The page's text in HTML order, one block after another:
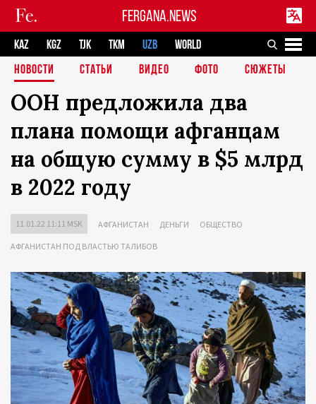
FERGANA.NEWS
KAZ KGZ TJK TKM UZB
WORLD
НОВОСТИ
СТАТЬИ ВИДЕО ФОТО СЮЖЕТЫ
ООН предложила два
плана помощи афганцам
на общую сумму в $5 млрд
в 2022 году
11.01.22 11:11 MSK АФГАНИСТАН ДЕНЬГИ ОБЩЕСТВО
АФГАНИСТАН ПОД ВЛАСТЬЮ ТАЛИБОВ